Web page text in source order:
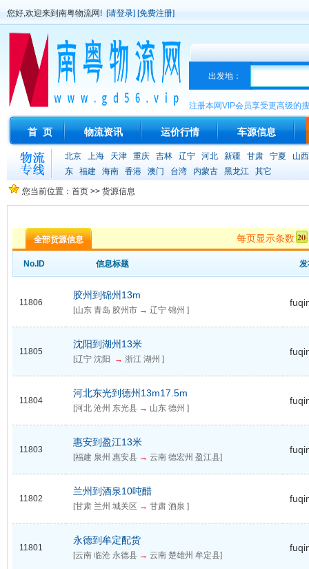
您好,欢迎来到南粤物流网! [请登录] [免费注册]
出发地：
注册本网VIP会员享受更高级的
首 页 物流资讯 运价行情 车源信息
北京 上海 天津 重庆 吉林 辽宁 河北 新疆 甘肃 宁夏
山西
东
福建 海南 香港 澳门 台湾 内蒙古 黑龙江 其它
您当前位置：首页 >> 货源信息
全部货源信息 每页显示条数
No.ID 信息标题
11806
胶州到锦州13m
[山东 青岛 胶州市 → 辽宁 锦州 ]
11805
沈阳到湖州13米
[辽宁 沈阳 → 浙江 湖州 ]
11804
河北东光到德州13m17.5m
[河北 沧州 东光县 → 山东 德州 ]
11803
惠安到盈江13米
[福建 泉州 惠安县 → 云南 德宏州 盈江县]
11802
兰州到酒泉10吨醋
[甘肃 兰州 城关区 → 甘肃 酒泉 ]
11801
永德到牟定配货
[云南 临沧 永德县 → 云南 楚雄州 牟定县]